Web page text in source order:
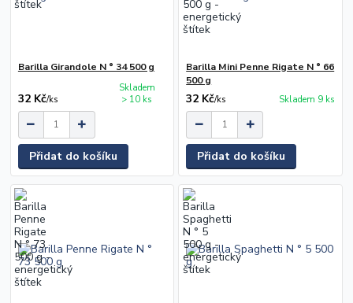
Barilla Girandole N ° 34 500 g
32 Kč/ks
Skladem
> 10 ks
Přidat do košíku
Barilla Mini Penne Rigate N ° 66
500 g
32 Kč/ks Skladem 9 ks
Přidat do košíku